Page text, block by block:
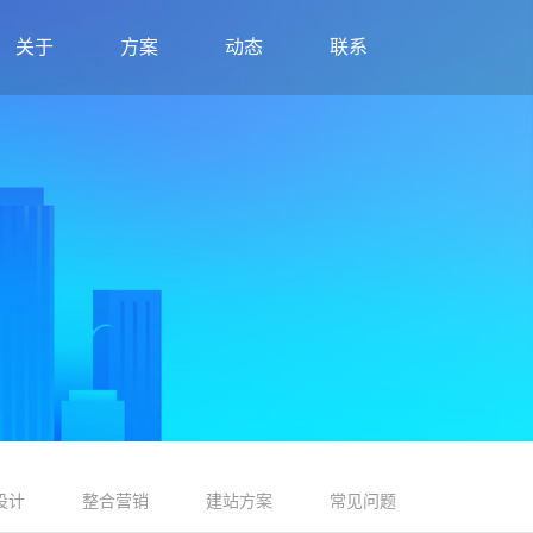
关于 方案 动态 联系
计 整合营销 建站方案 常见问题